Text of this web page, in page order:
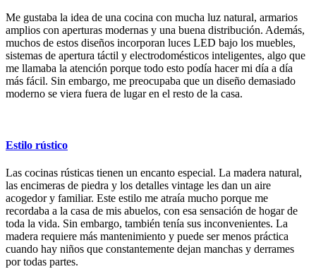
Me gustaba la idea de una cocina con mucha luz natural, armarios
amplios con aperturas modernas y una buena distribución. Además,
muchos de estos diseños incorporan luces LED bajo los muebles,
sistemas de apertura táctil y electrodomésticos inteligentes, algo que
me llamaba la atención porque todo esto podía hacer mi día a día
más fácil. Sin embargo, me preocupaba que un diseño demasiado
moderno se viera fuera de lugar en el resto de la casa.
Estilo rústico
Las cocinas rústicas tienen un encanto especial. La madera natural,
las encimeras de piedra y los detalles vintage les dan un aire
acogedor y familiar. Este estilo me atraía mucho porque me
recordaba a la casa de mis abuelos, con esa sensación de hogar de
toda la vida. Sin embargo, también tenía sus inconvenientes. La
madera requiere más mantenimiento y puede ser menos práctica
cuando hay niños que constantemente dejan manchas y derrames
por todas partes.